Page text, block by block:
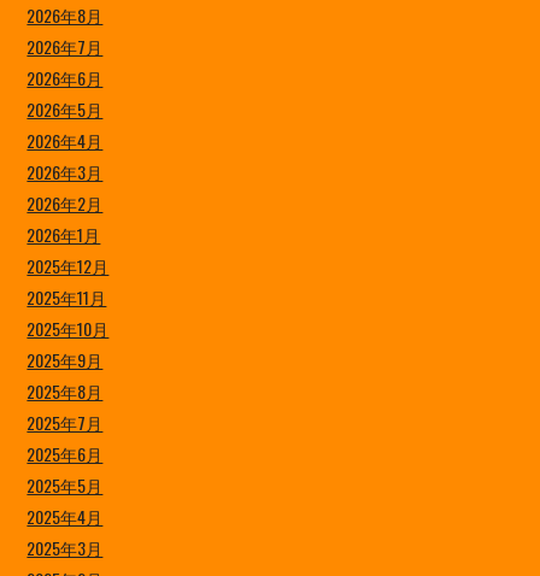
2026年8月
2026年7月
2026年6月
2026年5月
2026年4月
2026年3月
2026年2月
2026年1月
2025年12月
2025年11月
2025年10月
2025年9月
2025年8月
2025年7月
2025年6月
2025年5月
2025年4月
2025年3月